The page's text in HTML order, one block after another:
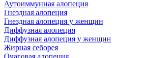
Аутоиммунная алопеция
Гнездная алопеция
Гнездная алопеция у женщин
Диффузная алопеция
Диффузная алопеция у женщин
Жирная себорея
Очаговая алопеция